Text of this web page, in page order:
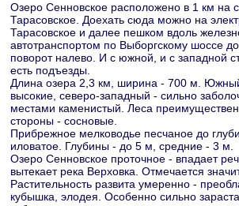
Озеро Сенновское расположено в 1 км на
Тарасовское. Доехать сюда можно на
Тарасовское и далее пешком вдоль
автотранспортом по Выборгскому шоссе
поворот налево. И с южной, и с западной
есть подъезды.
Длина озера 2,3 км, ширина - 700 м.
высокие, северо-западный - сильно
местами каменистый. Леса
стороны - сосновые.
Прибрежное мелководье песчаное до
иловатое. Глубины - до 5 м, средние - 3 м.
Озеро Сенновское проточное - впадает
вытекает река Верховка. Отмечается
Растительность развита умеренно -
кубышка, элодея. Особенно сильно